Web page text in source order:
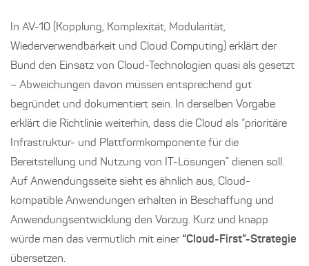
In AV-10 (Kopplung, Komplexität, Modularität,
Wiederverwendbarkeit und Cloud Computing) erklärt der
Bund den Einsatz von Cloud-Technologien quasi als gesetzt
– Abweichungen davon müssen entsprechend gut
begründet und dokumentiert sein. In derselben Vorgabe
erklärt die Richtlinie weiterhin, dass die Cloud als “prioritäre
Infrastruktur- und Plattformkomponente für die
Bereitstellung und Nutzung von IT-Lösungen” dienen soll.
Auf Anwendungsseite sieht es ähnlich aus, Cloud-
kompatible Anwendungen erhalten in Beschaffung und
Anwendungsentwicklung den Vorzug. Kurz und knapp
würde man das vermutlich mit einer “Cloud-First”-Strategie
übersetzen.